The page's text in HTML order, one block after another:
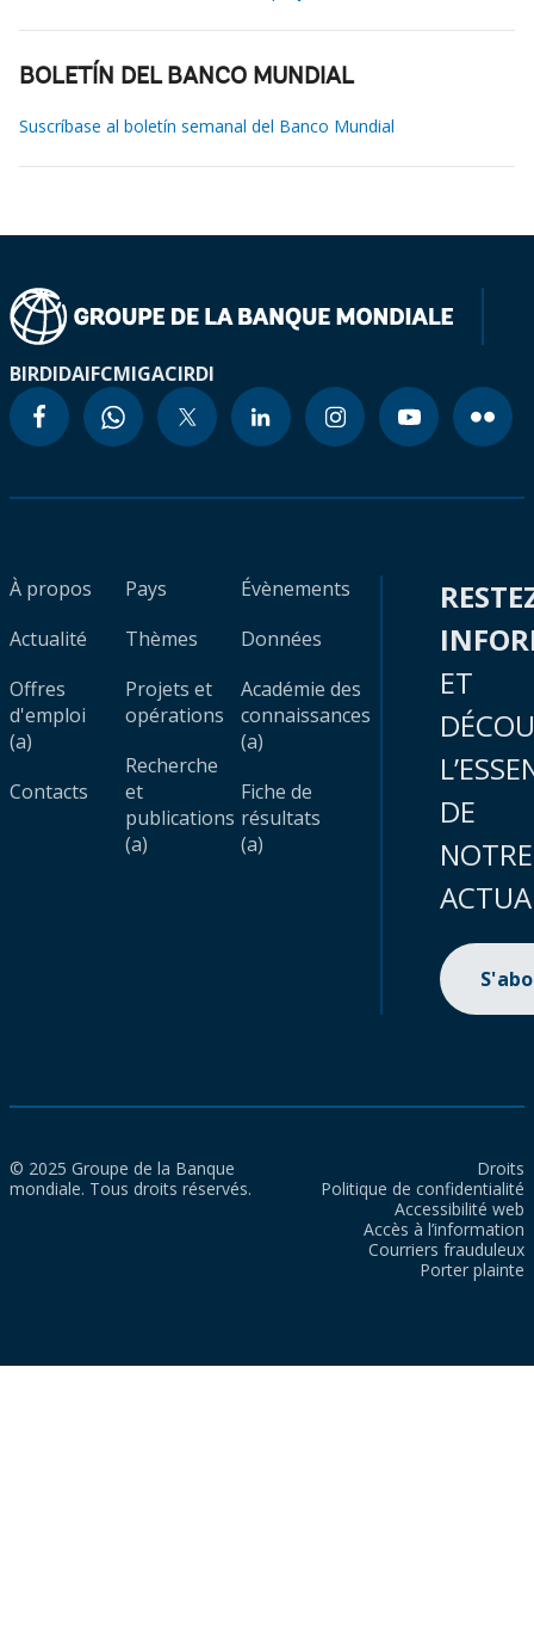
BOLETÍN DEL BANCO MUNDIAL
Suscríbase al boletín semanal del Banco Mundial
BIRDIDAIFCMIGACIRDI
À propos
Actualité
Offres
d'emploi
(a)
Contacts
Pays
Thèmes
Projets et
opérations
Recherche
et
publications
(a)
Évènements
Données
Académie des
connaissances
(a)
Fiche de
résultats
(a)
ET
DE
NOTRE
© 2025 Groupe de la Banque
mondiale. Tous droits réservés.
Droits
Politique de confidentialité
Accessibilité web
Accès à l’information
Courriers frauduleux
Porter plainte